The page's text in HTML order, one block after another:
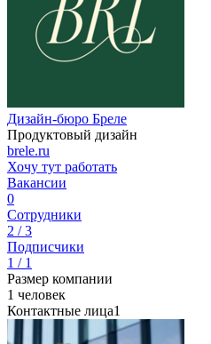
Дизайн-бюро Бреле
Продуктовый дизайн
brele.ru
Хочу тут работать
Вакансии
0
Сотрудники
2 / 3
Подписчики
1 / 1
Размер компании
1 человек
Контактные лица1